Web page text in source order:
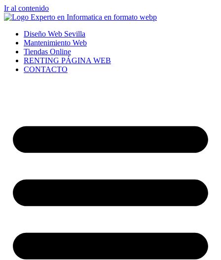
Ir al contenido
Diseño Web Sevilla
Mantenimiento Web
Tiendas Online
RENTING PÁGINA WEB
CONTACTO